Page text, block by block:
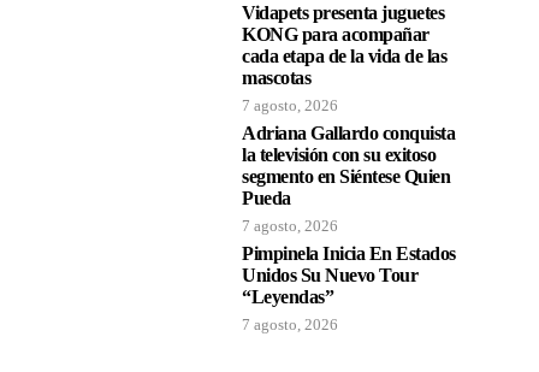
Vidapets presenta juguetes
KONG para acompañar
cada etapa de la vida de las
mascotas
7 agosto, 2026
Adriana Gallardo conquista
la televisión con su exitoso
segmento en Siéntese Quien
Pueda
7 agosto, 2026
Pimpinela Inicia En Estados
Unidos Su Nuevo Tour
“Leyendas”
7 agosto, 2026